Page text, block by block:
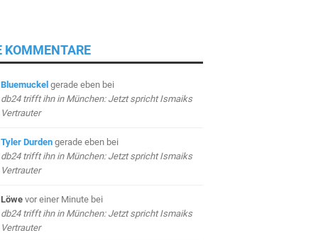
KOMMENTARE
Bluemuckel gerade ebenbei
db24 trifft ihn in München: Jetzt spricht Ismaiks
Vertrauter
Tyler Durden gerade ebenbei
db24 trifft ihn in München: Jetzt spricht Ismaiks
Vertrauter
Löwe vor einer Minutebei
db24 trifft ihn in München: Jetzt spricht Ismaiks
Vertrauter